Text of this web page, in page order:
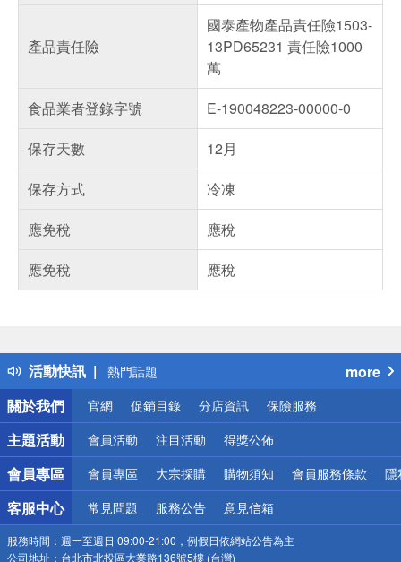
產品責任險
國泰產物產品責任險1503-
13PD65231 責任險1000
萬
食品業者登錄字號
E-190048223-00000-0
保存天數
12月
保存方式
冷凍
應免稅
應稅
應免稅
應稅
活動快訊
得獎公告
熱門話題
銀行優惠
偏遠地區配送
詐騙網頁！請小心！
more
關於我們
官網 促銷目錄 分店資訊 保險服務
主題活動 會員活動 注目活動 得獎公佈
會員專區 會員專區 大宗採購 購物須知 會員服務條款 隱
客服中心 常見問題 服務公告 意見信箱
服務時間： 週一至週日 09:00-21:00，例假日依網站公告為主
公司地址： 台北市北投區大業路136號5樓 (台灣)